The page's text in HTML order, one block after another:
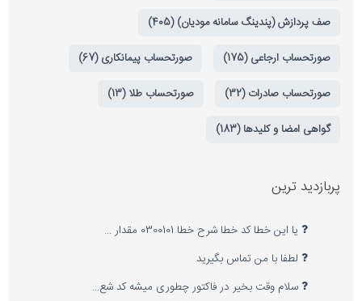
صف پردازش (پندینگ سامانه مودیان) (405)
صورتحساب ارجاعی (175)
صورتحساب پیمانکاری (67)
صورتحساب صادرات (32)
صورتحساب طلا (13)
گواهی امضا و کلیدها (183)
پربازدید ترین
یا این خطا کد خطا شرح خطا 0300101 مقدار …
لطفا با من تماس بگیرید
سلام وقت بخیر در فاکتور چطوری میشه کد شع…